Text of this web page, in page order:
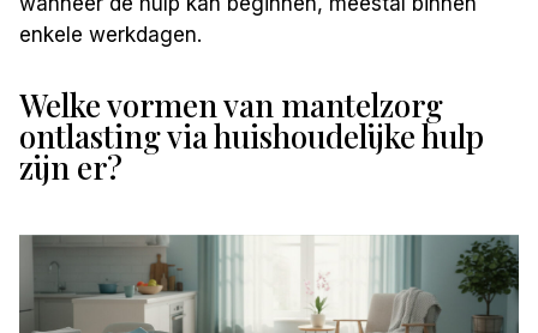
enkele werkdagen.
Welke vormen van mantelzorg
ontlasting via huishoudelijke hulp
zijn er?